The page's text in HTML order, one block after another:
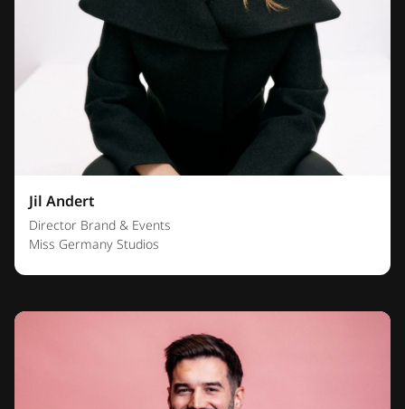
Jil Andert
Director Brand & Events
Miss Germany Studios